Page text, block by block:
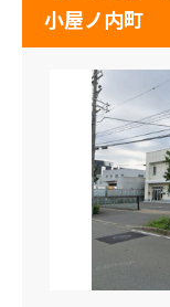
小屋ノ内町